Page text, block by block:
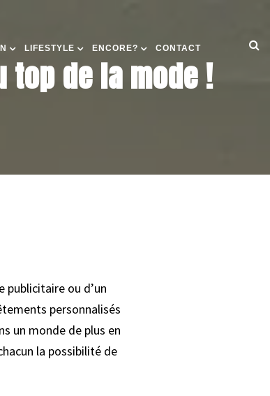
LIFESTYLE ENCORE? CONTACT
de la mode !
publicitaire ou d’un
personnalisés
un monde de plus en
la possibilité de